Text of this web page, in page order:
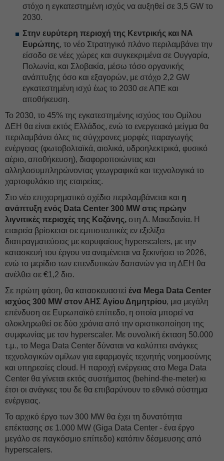
στόχο η εγκατεστημένη ισχύς να αυξηθεί σε 3,5 GW το
2030.
Στην ευρύτερη περιοχή της Κεντρικής και ΝΑ
Ευρώπης, το νέο Στρατηγικό πλάνο περιλαμβάνει την
είσοδο σε νέες χώρες και συγκεκριμένα σε Ουγγαρία,
Πολωνία, και Σλοβακία, μέσω τόσο οργανικής
ανάπτυξης όσο και εξαγορών, με στόχο 2,2 GW
εγκατεστημένη ισχύ έως το 2030 σε ΑΠΕ και
αποθήκευση.
Το 2030, το 45% της εγκατεστημένης ισχύος του Ομίλου
ΔΕH θα είναι εκτός Ελλάδος, ενώ το ενεργειακό μείγμα θα
περιλαμβάνει όλες τις σύγχρονες μορφές παραγωγής
ενέργειας (φωτοβολταϊκά, αιολικά, υδροηλεκτρικά, φυσικό
αέριο, αποθήκευση), διαφοροποιώντας και
αλληλοσυμπληρώνοντας γεωγραφικά και τεχνολογικά το
χαρτοφυλάκιο της εταιρείας.
Στο νέο επιχειρηματικό σχέδιο περιλαμβάνεται και η
ανάπτυξη ενός Data Center 300 MW στις πρώην
λιγνιτικές περιοχές της Κοζάνης, στη Δ. Μακεδονία. Η
εταιρεία βρίσκεται σε εμπιστευτικές εν εξελίξει
διαπραγματεύσεις με κορυφαίους hyperscalers, με την
κατασκευή του έργου να αναμένεται να ξεκινήσει το 2026,
ενώ το μερίδιο των επενδυτικών δαπανών για τη ΔΕH θα
ανέλθει σε €1,2 δισ.
Σε πρώτη φάση, θα κατασκευαστεί ένα Mega Data Center
ισχύος 300 MW στον ΑΗΣ Αγίου Δημητρίου, μια μεγάλη
επένδυση σε Ευρωπαϊκό επίπεδο, η οποία μπορεί να
ολοκληρωθεί σε δύο χρόνια από την οριστικοποίηση της
συμφωνίας με τον hyperscaler. Με συνολική έκταση 50.000
τ.μ., το Mega Data Center δύναται να καλύπτει ανάγκες
τεχνολογικών ομίλων για εφαρμογές τεχνητής νοημοσύνης
και υπηρεσίες cloud. Η παροχή ενέργειας στο Mega Data
Center θα γίνεται εκτός συστήματος (behind-the-meter) κι
έτσι οι ανάγκες του δε θα επιβαρύνουν το εθνικό σύστημα
ενέργειας.
Το αρχικό έργο των 300 MW θα έχει τη δυνατότητα
επέκτασης σε 1.000 MW (Giga Data Center - ένα έργο
μεγάλο σε παγκόσμιο επίπεδο) κατόπιν δέσμευσης από
hyperscalers.